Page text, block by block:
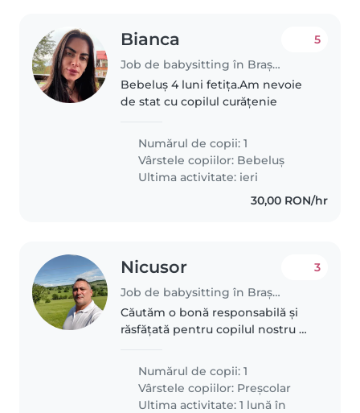
Bianca
Job de babysitting în Brașov
5
Bebeluș 4 luni fetița.Am nevoie
de stat cu copilul curățenie
Numărul de copii: 1
Vârstele copiilor: Bebeluș
Ultima activitate: ieri
30,00 RON/hr
Nicusor
Job de babysitting în Brașov
3
Căutăm o bonă responsabilă și
răsfățată pentru copilul nostru de
Ne-ar plăcea o persoană care să-i
poată ajuta cu temele și să se
simtă confortabilă..
Numărul de copii: 1
Vârstele copiilor: Preșcolar
Ultima activitate: 1 lună în